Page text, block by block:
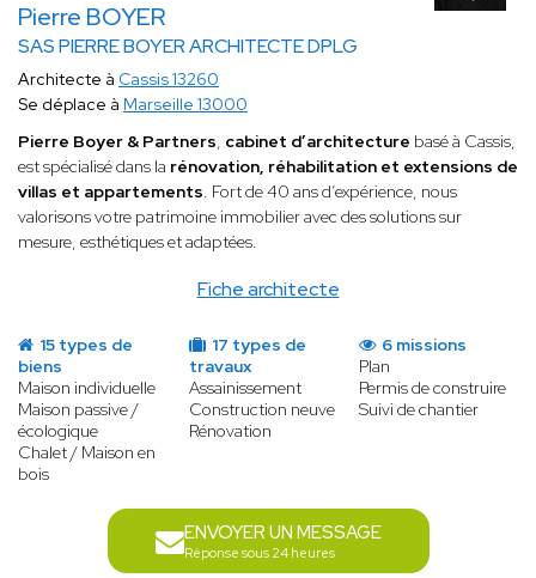
Pierre BOYER
SAS PIERRE BOYER ARCHITECTE DPLG
Fiche architecte
Architecte à Cassis 13260
Se déplace à Marseille 13000
Pierre Boyer & Partners, cabinet d’architecture basé à Cassis,
est spécialisé dans la rénovation, réhabilitation et extensions de
villas et appartements. Fort de 40 ans d’expérience, nous
valorisons votre patrimoine immobilier avec des solutions sur
mesure, esthétiques et adaptées.
15 types de
biens
Maison individuelle
Maison passive /
écologique
Chalet / Maison en
bois
17 types de
travaux
Assainissement
Construction neuve
Rénovation
6 missions
Plan
Permis de construire
Suivi de chantier
ENVOYER UN MESSAGE
Réponse sous 24 heures